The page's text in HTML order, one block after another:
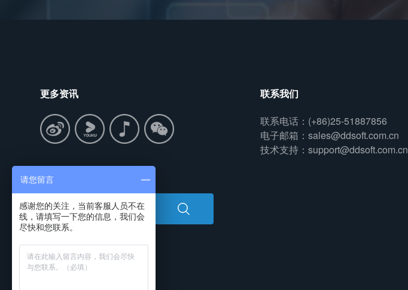
更多资讯
搜索中心
联系我们
联系电话：(+86)25-51887856
电子邮箱：sales@ddsoft.com.cn
技术支持：support@ddsoft.com.cn
请您留言
感谢您的关注，当前客服人员不在
线，请填写一下您的信息，我们会
尽快和您联系。